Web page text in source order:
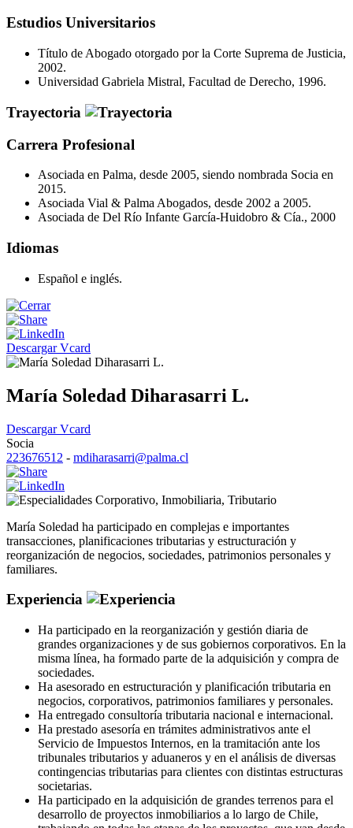
Estudios Universitarios
Título de Abogado otorgado por la Corte Suprema de Justicia,
2002.
Universidad Gabriela Mistral, Facultad de Derecho, 1996.
Trayectoria
Carrera Profesional
Asociada en Palma, desde 2005, siendo nombrada Socia en
2015.
Asociada Vial & Palma Abogados, desde 2002 a 2005.
Asociada de Del Río Infante García-Huidobro & Cía., 2000
Idiomas
Español e inglés.
Descargar Vcard
María Soledad Diharasarri L.
Descargar Vcard
Socia
223676512 - mdiharasarri@palma.cl
Corporativo, Inmobiliaria, Tributario
María Soledad ha participado en complejas e importantes
transacciones, planificaciones tributarias y estructuración y
reorganización de negocios, sociedades, patrimonios personales y
familiares.
Experiencia
Ha participado en la reorganización y gestión diaria de
grandes organizaciones y de sus gobiernos corporativos. En la
misma línea, ha formado parte de la adquisición y compra de
sociedades.
Ha asesorado en estructuración y planificación tributaria en
negocios, corporativos, patrimonios familiares y personales.
Ha entregado consultoría tributaria nacional e internacional.
Ha prestado asesoría en trámites administrativos ante el
Servicio de Impuestos Internos, en la tramitación ante los
tribunales tributarios y aduaneros y en el análisis de diversas
contingencias tributarias para clientes con distintas estructuras
societarias.
Ha participado en la adquisición de grandes terrenos para el
desarrollo de proyectos inmobiliarios a lo largo de Chile,